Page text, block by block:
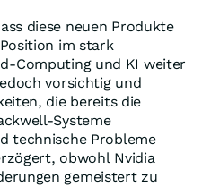
diese neuen Produkte
im stark
Computing und KI weiter
vorsichtig und
die bereits die
Systeme
technische Probleme
obwohl Nvidia
gemeistert zu